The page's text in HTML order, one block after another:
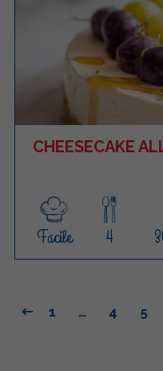
CHEESECAKE
Facile 4
1 … 4 5